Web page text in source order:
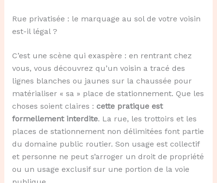
Rue privatisée : le marquage au sol de votre voisin
est-il légal ?
C’est une scène qui exaspère : en rentrant chez
vous, vous découvrez qu’un voisin a tracé des
lignes blanches ou jaunes sur la chaussée pour
matérialiser « sa » place de stationnement. Que les
choses soient claires : cette pratique est
formellement interdite. La rue, les trottoirs et les
places de stationnement non délimitées font partie
du domaine public routier. Son usage est collectif
et personne ne peut s’arroger un droit de propriété
ou un usage exclusif sur une portion de la voie